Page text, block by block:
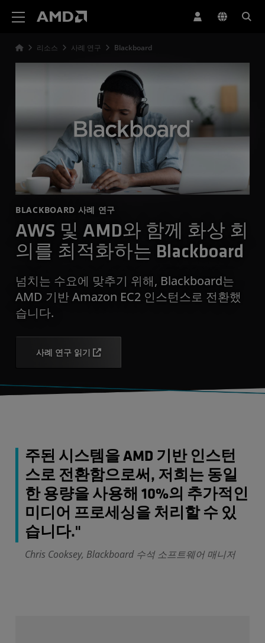
리소스 사례 연구 Blackboard
BLACKBOARD 사례 연구
AWS 및 AMD와 함께 화상 회
의를 최적화하는 Blackboard
넘치는 수요에 맞추기 위해, Blackboard는
AMD 기반 Amazon EC2 인스턴스로 전환했
습니다.
사례 연구 읽기
주된 시스템을 AMD 기반 인스턴
스로 전환함으로써, 저희는 동일
한 용량을 사용해 10%의 추가적인
미디어 프로세싱을 처리할 수 있
습니다."
Chris Cooksey, Blackboard 수석 소프트웨어 매니저